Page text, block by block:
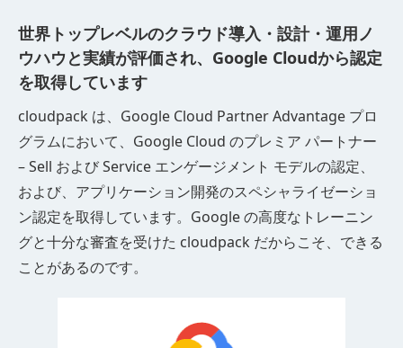
世界トップレベルのクラウド導入・設計・運用ノ
ウハウと実績が評価され、Google Cloudから認定
を取得しています
cloudpack は、Google Cloud Partner Advantage プロ
グラムにおいて、Google Cloud のプレミア パートナー
– Sell および Service エンゲージメント モデルの認定、
および、アプリケーション開発のスペシャライゼーショ
ン認定を取得しています。Google の高度なトレーニン
グと十分な審査を受けた cloudpack だからこそ、できる
ことがあるのです。